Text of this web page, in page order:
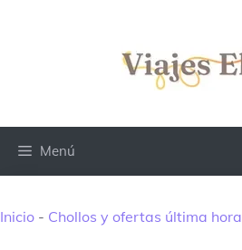
Menú
Inicio - Chollos y ofertas última hora